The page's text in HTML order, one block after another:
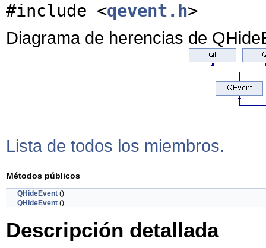
#include <qevent.h>
Diagrama de herencias de
Lista de todos los miembros.
Métodos públicos
QHideEvent ()
QHideEvent ()
Descripción detallada